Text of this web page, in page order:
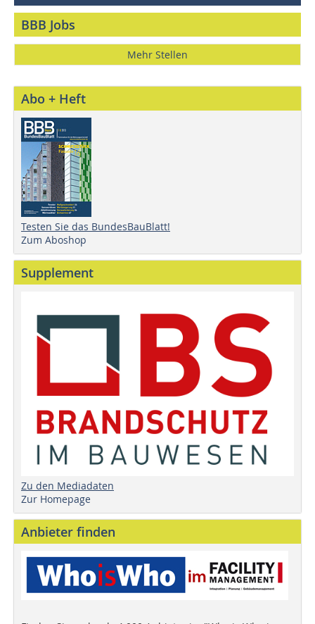
BBB Jobs
Mehr Stellen
Abo + Heft
Testen Sie das BundesBauBlatt!
Zum Aboshop
Supplement
Zu den Mediadaten
Zur Homepage
Anbieter finden